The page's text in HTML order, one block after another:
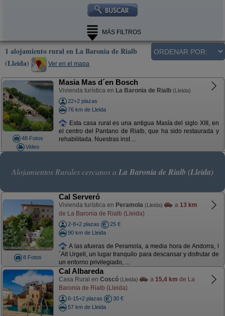
MÁS FILTROS
1 alojamiento rural en La Baronia de Rialb
(Lleida)
Ver en el mapa
48 Fotos
Video
Masia Mas d´en Bosch
Vivienda turística en La Baronia de Rialb (Lleida)
22+2 plazas
76 km de Lleida
Esta casa rural es una antigua Masía del siglo XIII, en
el centro del Pantano de Rialb, que ha sido restaurada y
rehabilitada. Nuestras inst ...
Alojamientos Rurales cercanos a La Baronia de Rialb (Lleida)
8 Fotos
Cal Serveró
Vivienda turística en Peramola (Lleida) a 13 km
de La Baronia de Rialb (Lleida)
2-8+2 plazas
25 €
90 km de Lleida
A las afueras de Peramola, a media hora de Andorra, l
´Alt Urgell, un lugar tranquilo para descansar y disfrutar de
un entorno privilegiado, ...
Cal Albareda
Casa Rural en Coscó (Lleida) a 15,4 km de La
Baronia de Rialb (Lleida)
6-15+2 plazas
30 €
57 km de Lleida